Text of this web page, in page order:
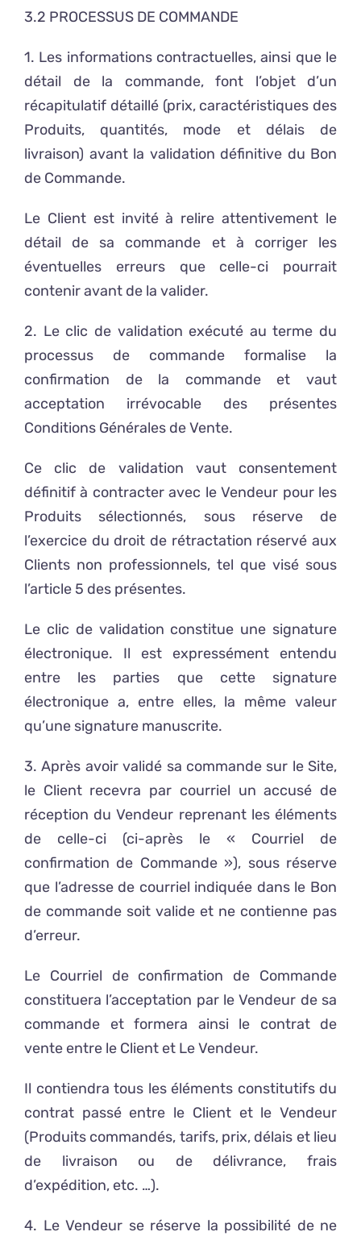
3.2 PROCESSUS DE COMMANDE
1. Les informations contractuelles, ainsi que le
détail de la commande, font l’objet d’un
récapitulatif détaillé (prix, caractéristiques des
Produits, quantités, mode et délais de
livraison) avant la validation définitive du Bon
de Commande.
Le Client est invité à relire attentivement le
détail de sa commande et à corriger les
éventuelles erreurs que celle-ci pourrait
contenir avant de la valider.
2. Le clic de validation exécuté au terme du
processus de commande formalise la
confirmation de la commande et vaut
acceptation irrévocable des présentes
Conditions Générales de Vente.
Ce clic de validation vaut consentement
définitif à contracter avec le Vendeur pour les
Produits sélectionnés, sous réserve de
l’exercice du droit de rétractation réservé aux
Clients non professionnels, tel que visé sous
l’article 5 des présentes.
Le clic de validation constitue une signature
électronique. Il est expressément entendu
entre les parties que cette signature
électronique a, entre elles, la même valeur
qu’une signature manuscrite.
3. Après avoir validé sa commande sur le Site,
le Client recevra par courriel un accusé de
réception du Vendeur reprenant les éléments
de celle-ci (ci-après le « Courriel de
confirmation de Commande »), sous réserve
que l’adresse de courriel indiquée dans le Bon
de commande soit valide et ne contienne pas
d’erreur.
Le Courriel de confirmation de Commande
constituera l’acceptation par le Vendeur de sa
commande et formera ainsi le contrat de
vente entre le Client et Le Vendeur.
Il contiendra tous les éléments constitutifs du
contrat passé entre le Client et le Vendeur
(Produits commandés, tarifs, prix, délais et lieu
de livraison ou de délivrance, frais
d’expédition, etc. …).
4. Le Vendeur se réserve la possibilité de ne